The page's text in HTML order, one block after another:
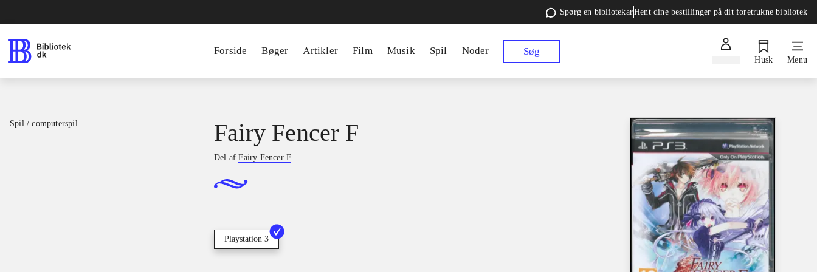
Spørg en bibliotekarHent dine bestillinger på dit foretrukne bibliotek
Forside Bøger Artikler Film Musik Spil Noder Søg
Husk Menu
Spil / computerspil Fairy Fencer F
Del afFairy Fencer F
Playstation 3